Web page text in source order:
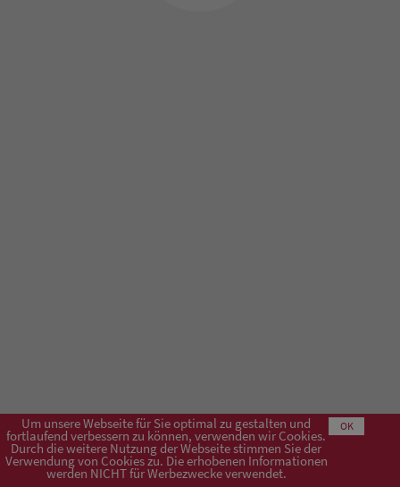
Um unsere Webseite für Sie optimal zu gestalten und
fortlaufend verbessern zu können, verwenden wir Cookies.
Durch die weitere Nutzung der Webseite stimmen Sie der
Verwendung von Cookies zu. Die erhobenen Informationen
werden NICHT für Werbezwecke verwendet.
OK
Impressum AGB Datenschutzerklärung